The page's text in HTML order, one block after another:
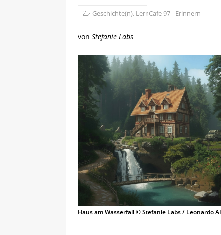
Geschichte(n), LernCafe 97 - Erinnern
von Stefanie Labs
Haus am Wasserfall © Stefanie Labs / Leonardo AI